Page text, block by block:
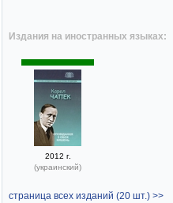
Издания на иностранных языках:
2012 г.
(украинский)
страница всех изданий (20 шт.) >>